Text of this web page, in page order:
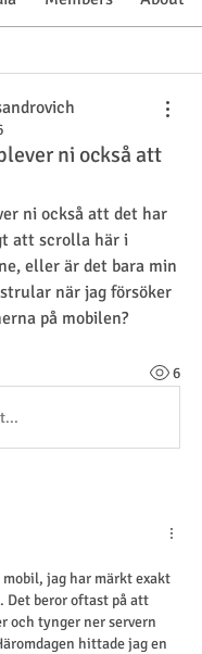
ni också att
ni också att det har
att scrolla här i
eller är det bara min
när jag försöker
på mobilen?
6
jag har märkt exakt
Det beror oftast på att
och tynger ner servern
hittade jag en